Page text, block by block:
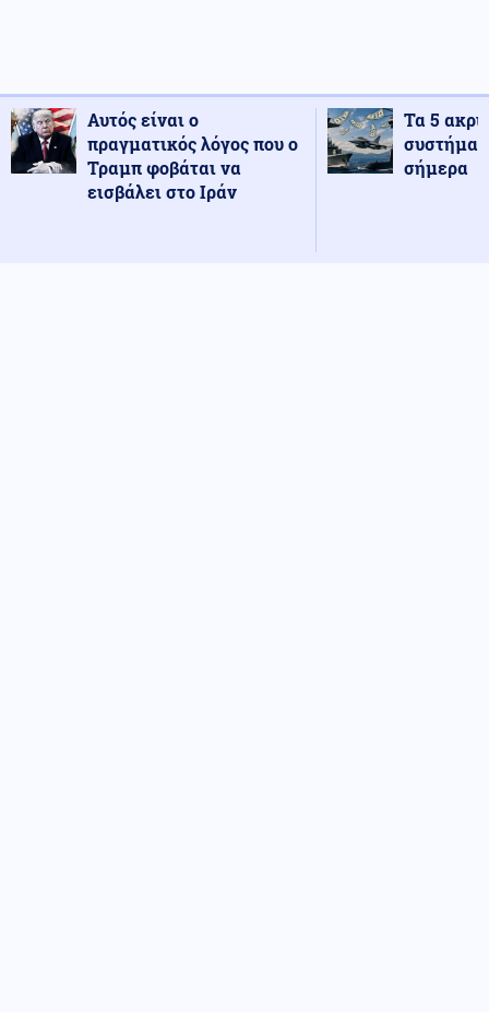
Αυτός είναι ο
πραγματικός λόγος που ο
Τραμπ φοβάται να
εισβάλει στο Ιράν
Τα 5
σήμερα